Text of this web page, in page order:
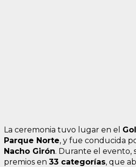
La ceremonia tuvo lugar en el
Parque Norte, y fue conducida
Nacho Girón. Durante el evento,
premios en 33 categorías, que